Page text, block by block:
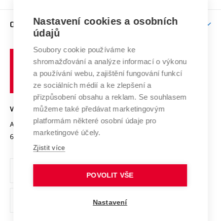
E-přihláška
Závěrečné práce
Doktorské studium
Studium bez bariér
Podpora podnikání
Mezinárodní vědecká rada
Systém zajišťování kvality výzkumu
Výzkumné infrastruktury
Transfer znalostí
Open Science
Projekty
Projekty ze strukturálních fondů
Specifický výzkum
Zahraniční spolupráce
Spolupráce se školami
Služby univerzity
Mezinárodní dohody
Univerzitní sítě
O UNIVERZITĚ
Profil univerzity
Udržitelná univerzita
Podnikavá univerzita / ContriBUTe
Bezpečná univerzita
Vyznamenání
Organizační struktura
Ochrana osobních údajů
odkaz)
učení
technické
VYSOKÉ UČENÍ TECHNICKÉ V BRNĚ
Antonínská 548/1
602 00 Brno
www.vut.cz
vut@vutbr.cz
Nastavení cookies a osobních
údajů
Soubory cookie používáme ke
shromažďování a analýze informací o výkonu
a používání webu, zajištění fungování funkcí
ze sociálních médií a ke zlepšení a
přizpůsobení obsahu a reklam. Se souhlasem
můžeme také předávat marketingovým
platformám některé osobní údaje pro
marketingové účely.
Zjistit více
POVOLIT VŠE
Nastavení